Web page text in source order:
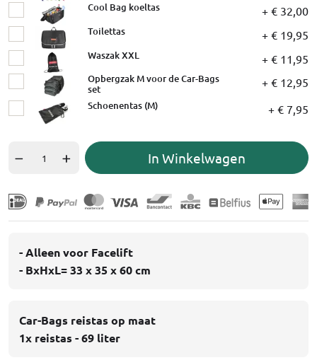
Cool Bag koeltas + € 32,00
Toilettas + € 19,95
Waszak XXL + € 11,95
Opbergzak M voor de Car-Bags
set
+ € 12,95
Schoenentas (M) + € 7,95
In Winkelwagen
- Alleen voor Facelift
- BxHxL= 33 x 35 x 60 cm
Car-Bags reistas op maat
1x reistas - 69 liter